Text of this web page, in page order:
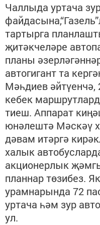
Чаллыда уртача
тартырга
җитәкчеләре
планы
автогигант та
Мәһдиев әйтүенчә,
кебек
тиеш. Аппарат
юнәлештә Мәскәү
дәвам итәргә
халык
акционерлык
планнар төзибез.
урамнарында 72
уртача һәм зур
ул.